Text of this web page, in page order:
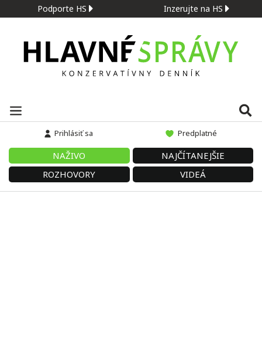
Podporte HS Inzerujte na HS
Prihlásiť sa Predplatné
NAŽIVO
NAJČÍTANEJŠIE
ROZHOVORY
VIDEÁ